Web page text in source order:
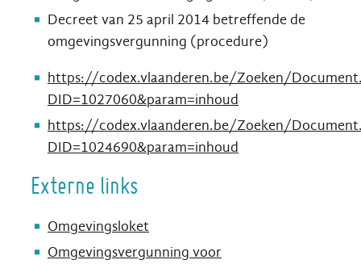
Decreet van 25 april 2014 betreffende de
omgevingsvergunning (procedure)
https://codex.vlaanderen.be/Zoeken/
DID=1027060&param=inhoud
https://codex.vlaanderen.be/Zoeken/
DID=1024690&param=inhoud
Externe links
Omgevingsloket
Omgevingsvergunning voor